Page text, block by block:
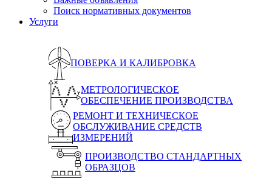
Поиск нормативных документов
Услуги
ПОВЕРКА И КАЛИБРОВКА
МЕТРОЛОГИЧЕСКОЕ
ОБЕСПЕЧЕНИЕ ПРОИЗВОДСТВА
РЕМОНТ И ТЕХНИЧЕСКОЕ
ОБСЛУЖИВАНИЕ СРЕДСТВ
ИЗМЕРЕНИЙ
ПРОИЗВОДСТВО СТАНДАРТНЫХ
ОБРАЗЦОВ